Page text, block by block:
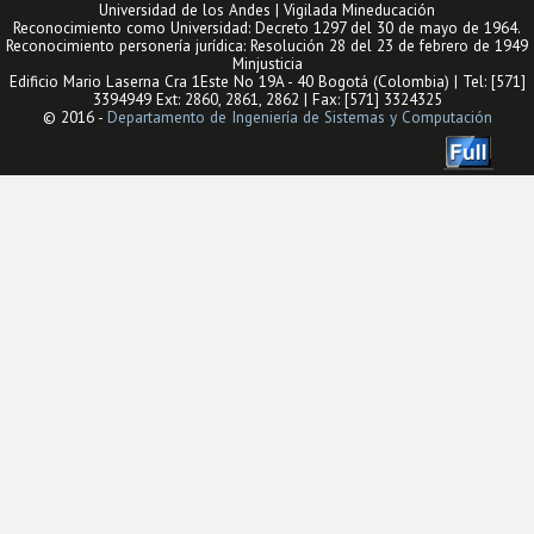
Universidad de los Andes | Vigilada Mineducación
Reconocimiento como Universidad: Decreto 1297 del 30 de mayo de 1964.
Reconocimiento personería jurídica: Resolución 28 del 23 de febrero de 1949
Minjusticia
Edificio Mario Laserna Cra 1Este No 19A - 40 Bogotá (Colombia) | Tel: [571]
3394949 Ext: 2860, 2861, 2862 | Fax: [571] 3324325
© 2016 - Departamento de Ingeniería de Sistemas y Computación